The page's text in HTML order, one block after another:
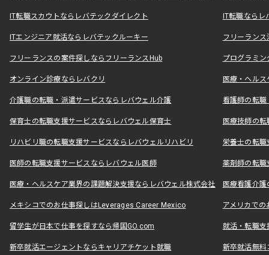
IT転職スカウトならレバテックダイレクト IT転職なら
ITエンジニア就活ならレバテックルーキー フリーラン
フリーランスの案件探しならフリーランスHub プログラミ
オンライン診療ならレバクリ 医療・ヘル
介護職の転職・派遣サービスならレバウェル介護 看護師の転
保育士の転職支援サービスならレバウェル保育士 医療技師の
リハビリ職の転職支援サービスならレバウェルリハビリ 栄養士の転
医師の転職支援サービスならレバウェル医師 薬剤師の転
医療・ヘルスケア業界の課題解決支援ならレバウェル株式会社 医療看護介
メキシコでのお仕事探しはLeverages Career Mexico アメリカで
留学生が日本で仕事を探すなら帰国GO.com 就活・転職
新卒就活エージェントならキャリアチケット就職 新卒就活無料